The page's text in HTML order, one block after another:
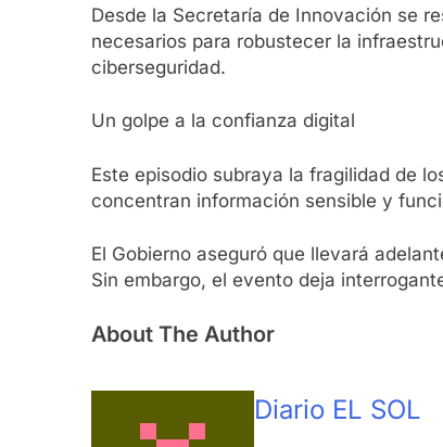
Desde la Secretaría de Innovación se
necesarios para robustecer la
ciberseguridad.
Un golpe a la confianza digital
Este episodio subraya la fragilidad de
concentran información sensible y
El Gobierno aseguró que llevará
Sin embargo, el evento deja
About The Author
Diario EL SOL